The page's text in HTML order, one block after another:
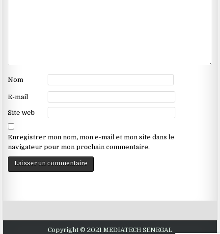
Nom
E-mail
Site web
Enregistrer mon nom, mon e-mail et mon site dans le
navigateur pour mon prochain commentaire.
Copyright © 2021 MEDIATECH SENEGAL